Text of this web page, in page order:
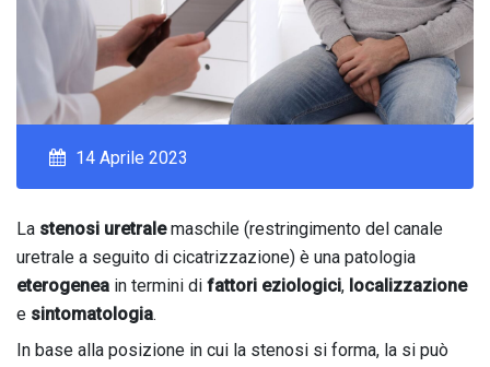
14 Aprile 2023
La stenosi uretralemaschile (restringimento del canale
uretrale a seguito di cicatrizzazione) è una patologia
eterogenea in termini di fattori eziologici, localizzazione
e sintomatologia.
In base alla posizione in cui la stenosi si forma, la si può